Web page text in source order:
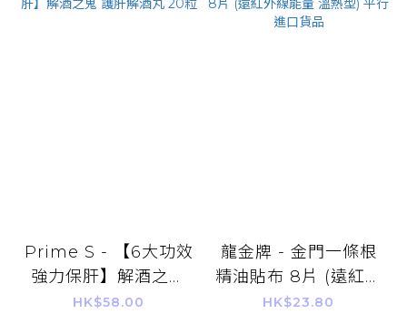
Prime S - 【6大功效
強力保肝】解酒之鬼
護肝解酒丸 20粒
HK$58.00
龍金牌 - 金門一條根
精油貼布 8片 (遠紅外
線能量 溫熱型) 平行進
HK$23.80